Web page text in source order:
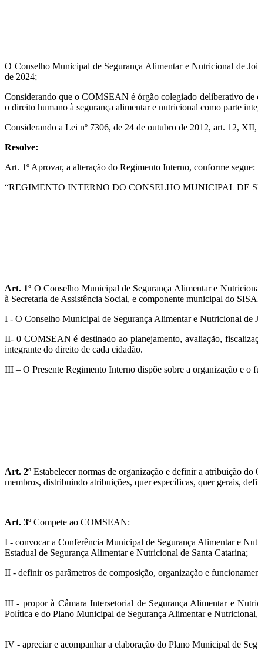
O Conselho Municipal de Segurança Alimentar e Nutricional de
de 2024;
Considerando que o COMSEAN é órgão colegiado deliberativo de
o direito humano à segurança alimentar e nutricional como parte
Considerando a Lei nº 7306, de 24 de outubro de 2012, art. 12,
Resolve:
Art. 1º Aprovar, a alteração do Regimento Interno, conforme segue:
“REGIMENTO INTERNO DO CONSELHO MUNICIPAL
Art. 1º O Conselho Municipal de Segurança Alimentar e
à Secretaria de Assistência Social, e componente municipal do
I - O Conselho Municipal de Segurança Alimentar e Nutricional de
II- 0 COMSEAN é destinado ao planejamento, avaliação,
integrante do direito de cada cidadão.
III – O Presente Regimento Interno dispõe sobre a organização e
Art. 2º Estabelecer normas de organização e definir a atribuição
membros, distribuindo atribuições, quer específicas, quer gerais,
Art. 3º Compete ao COMSEAN:
I - convocar a Conferência Municipal de Segurança Alimentar e
Estadual de Segurança Alimentar e Nutricional de Santa Catarina;
II - definir os parâmetros de composição, organização e
III - propor à Câmara Intersetorial de Segurança Alimentar e
Política e do Plano Municipal de Segurança Alimentar e
IV - apreciar e acompanhar a elaboração do Plano Municipal de